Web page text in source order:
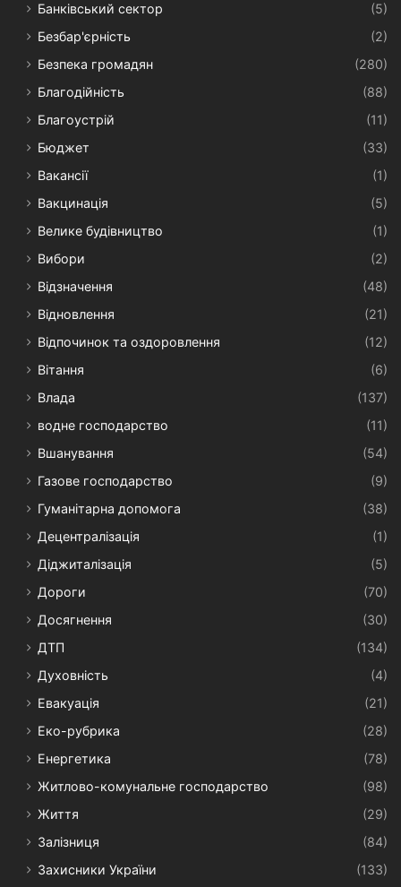
Банківський сектор
(5)
Безбар'єрність
(2)
Безпека громадян
(280)
Благодійність
(88)
Благоустрій
(11)
Бюджет
(33)
Вакансії
(1)
Вакцинація
(5)
Велике будівництво
(1)
Вибори
(2)
Відзначення
(48)
Відновлення
(21)
Відпочинок та оздоровлення
(12)
Вітання
(6)
Влада
(137)
водне господарство
(11)
Вшанування
(54)
Газове господарство
(9)
Гуманітарна допомога
(38)
Децентралізація
(1)
Діджиталізація
(5)
Дороги
(70)
Досягнення
(30)
ДТП
(134)
Духовність
(4)
Евакуація
(21)
Еко-рубрика
(28)
Енергетика
(78)
Житлово-комунальне господарство
(98)
Життя
(29)
Залізниця
(84)
Захисники України
(133)